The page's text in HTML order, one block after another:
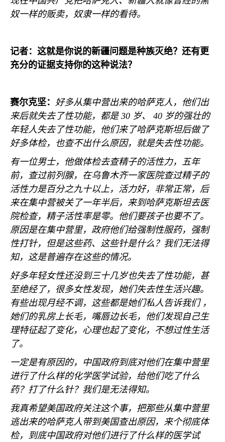
奴一样的贩卖，奴隶一样的看待。
记者：这就是你说的新疆问题是种族灭绝？还有更
充分的证据支持你的这种说法？
赛尔克坚： 好多从集中营出来的哈萨克人，他们出
来后就失去了性功能，都是30 岁、 40 岁的强壮的
年轻人失去了性功能，他们来了哈萨克斯坦后做了
好多体检，也查不出什么原因，就是失去性功能。
有一位男士，他做体检去查精子的活性力，五年
前，查过前列腺，在乌鲁木齐一家医院查过精子的
活性力是百分之九十以上，活力好，非常正常，后
来在集中营被关了一年半后，来到哈萨克斯坦去医
院检查，精子活性率是零。他们要孩子也要不了。
原因是在集中营里，政府他们给强制性服药，强制
性打针，但是这些药、这些针是什么？我们无法得
知，这是普遍存在这些的情况。
好多年轻女性还没到三十几岁也失去了性功能，甚
至绝经了，很多女性发现，她们失去性生活兴趣。
有些出现月经不调，这些都是她们私人告诉我们 ，
她们的乳房上长毛，嘴唇边长毛，他们发现自己生
理特征起了变化，心理也起了变化，不想过性生活
了。
一定是有原因的，中国政府到底对他们在集中营里
进行了什么样的化学医学试验，给他们吃了什么
药？打了什么针？我们是无法得知。
我真希望美国政府关注这个事，把那些从集中营里
逃出来的哈萨克人带到美国查出原因，来个彻底体
检，到底中国政府对他们进行了什么样的医学试